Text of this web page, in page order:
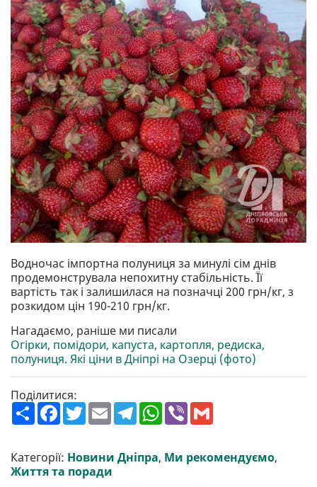
Водночас імпортна полуниця за минулі сім днів
продемонструвала непохитну стабільність. Її
вартість так і залишилася на позначці 200 грн/кг, з
розкидом цін 190-210 грн/кг.
Нагадаємо, раніше ми писали
Огірки, помідори, капуста, картопля, редиска,
полуниця. Які ціни в Дніпрі на Озерці (фото)
Поділитися:
П
о
р
и
т
F
a
b
o
o
T
w
t
e
r
E
m
l
T
e
g
r
W
h
s
A
V
r l
Категорії: Новини Дніпра, Ми рекомендуємо,
Життя та поради